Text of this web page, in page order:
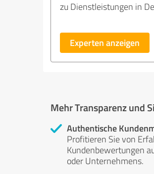
zu Dienstleistungen in
Experten anzeigen
Mehr Transparenz und
Authentische
Profitieren Sie von
Kundenbewertungen
oder Unternehmens.